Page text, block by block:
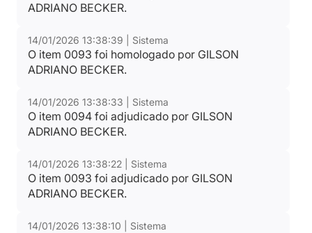
ADRIANO BECKER.
14/01/2026 13:38:39 | Sistema
O item 0093 foi homologado por GILSON
ADRIANO BECKER.
14/01/2026 13:38:33 | Sistema
O item 0094 foi adjudicado por GILSON
ADRIANO BECKER.
14/01/2026 13:38:22 | Sistema
O item 0093 foi adjudicado por GILSON
ADRIANO BECKER.
14/01/2026 13:38:10 | Sistema